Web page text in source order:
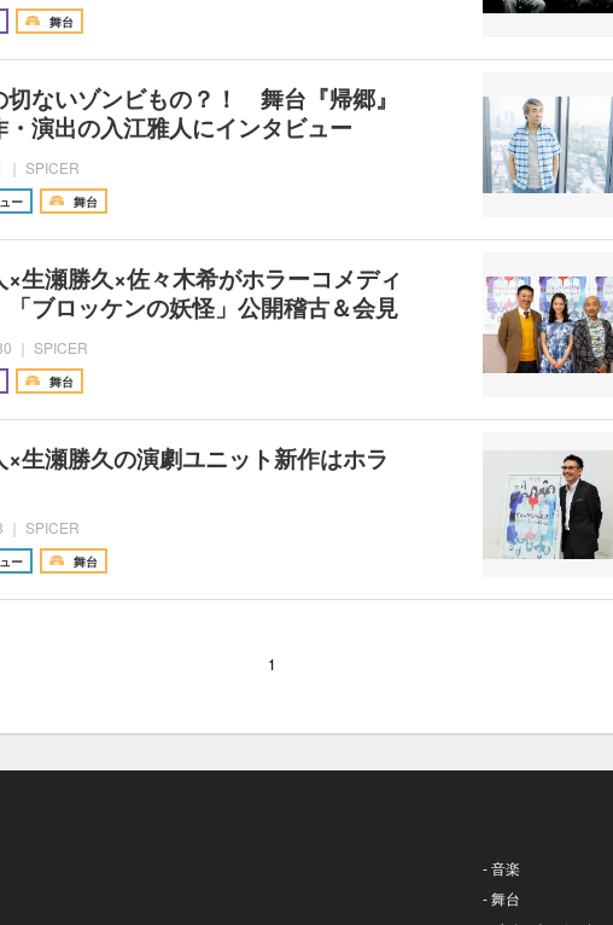
舞台
切ないゾンビもの？！ 舞台『帰郷』
・演出の入江雅人にインタビュー
｜ SPICER
ー 舞台
×生瀬勝久×佐々木希がホラーコメディ
ブロッケンの妖怪」公開稽古＆会見
｜ SPICER
舞台
×生瀬勝久の演劇ユニット新作はホラ
｜ SPICER
ー 舞台
1
- 音楽
- 舞台